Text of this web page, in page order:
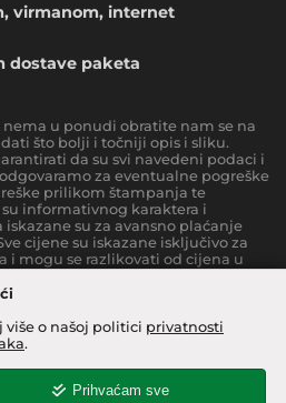
više o našoj politici privatnosti
.
Prihvaćam sve
virmanom, internet
dostave paketa
u ponudi obratite nam se na
što bolji i točniji opis i sliku.
da su svi navedeni podaci i
za eventualne pogreške
prilikom štampanja te
informativnog karaktera i
su za avansno plaćanje
cijene su iskazane isključivo za
mogu se razlikovati od cijena u
iznad
(cijela RH, osim otoka).Prilikom
robe na kućnu adresu, moguća je
na strani dostavne službe.
označeno pri samom iznosu